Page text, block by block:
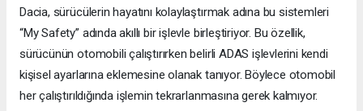
Dacia, sürücülerin hayatını kolaylaştırmak adına bu sistemleri
“My Safety” adında akıllı bir işlevle birleştiriyor. Bu özellik,
sürücünün otomobili çalıştırırken belirli ADAS işlevlerini kendi
kişisel ayarlarına eklemesine olanak tanıyor. Böylece otomobil
her çalıştırıldığında işlemin tekrarlanmasına gerek kalmıyor.